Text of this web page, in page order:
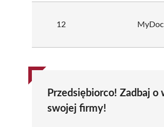
12
Przedsiębiorco! Zadbaj o
swojej firmy!